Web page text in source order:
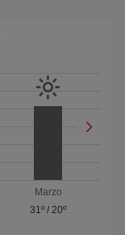
Marzo
31º / 20º